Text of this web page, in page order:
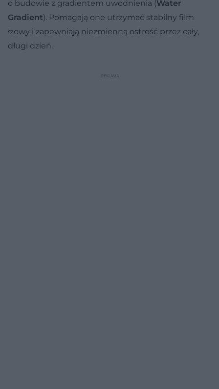
o budowie z gradientem uwodnienia (Water
Gradient). Pomagają one utrzymać stabilny film
łzowy i zapewniają niezmienną ostrość przez cały,
długi dzień.